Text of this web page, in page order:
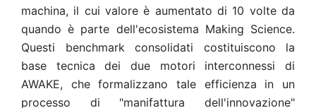
machina, il cui valore è aumentato di 10 volte da
quando è parte dell'ecosistema Making Science.
Questi benchmark consolidati costituiscono la
base tecnica dei due motori interconnessi di
AWAKE, che formalizzano tale efficienza in un
processo di "manifattura dell'innovazione"